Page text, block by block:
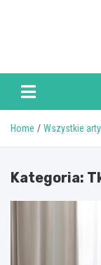
Home Wszystkie
Kategoria: